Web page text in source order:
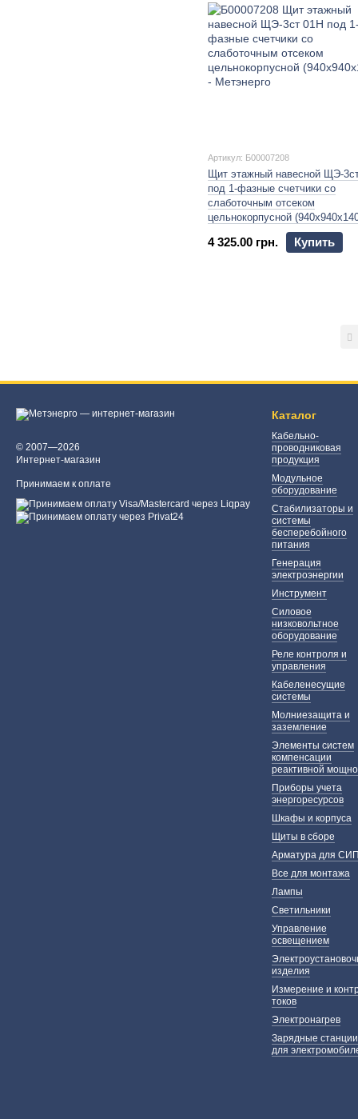
Артикул: Б00007208
Щит этажный навесной ЩЭ-
под 1-фазные счетчики со
слаботочным отсеком
цельнокорпусной
4 325.00 грн. Купить
© 2007—2026
Интернет-магазин
Принимаем к оплате
Каталог
Кабельно-
проводниковая
продукция
Модульное
оборудование
Стабилизаторы и
системы
бесперебойного
питания
Генерация
электроэнергии
Инструмент
Силовое
низковольтное
оборудование
Реле контроля и
управления
Кабеленесущие
системы
Молниезащита и
заземление
Элементы систем
компенсации
реактивной
Приборы учета
энергоресурсов
Шкафы и корпуса
Щиты в сборе
Арматура для
Все для монтажа
Лампы
Светильники
Управление
освещением
изделия
Измерение и
токов
Электронагрев
Зарядные станции
для